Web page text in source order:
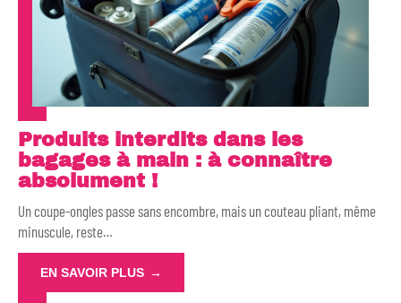
Produits interdits dans les
bagages à main : à connaître
absolument !
Un coupe-ongles passe sans encombre, mais un couteau pliant, même
minuscule, reste…
EN SAVOIR PLUS